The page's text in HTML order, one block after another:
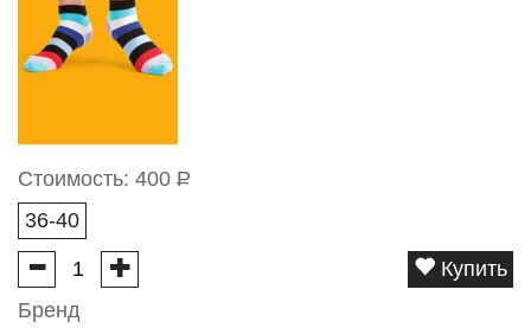
Стоимость: 400 Р
36-40
Купить
Бренд